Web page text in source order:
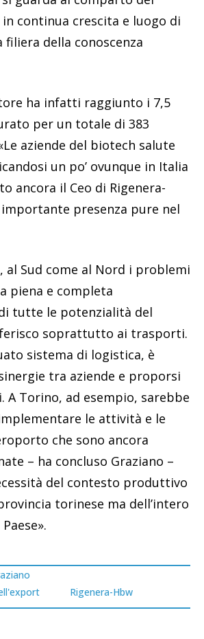
continua crescita e luogo di
filiera della conoscenza
ha infatti raggiunto i 7,5
per un totale di 383
aziende del biotech salute
un po’ ovunque in Italia
ancora il Ceo di Rigenera-
importante presenza pure nel
al Sud come al Nord i problemi
piena e completa
tutte le potenzialità del
soprattutto ai trasporti.
sistema di logistica, è
tra aziende e proporsi
A Torino, ad esempio, sarebbe
le attività e le
che sono ancora
– ha concluso Graziano –
del contesto produttivo
torinese ma dell’intero
Rigenera-Hbw